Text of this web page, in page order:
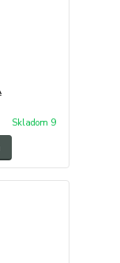
Skladom 9